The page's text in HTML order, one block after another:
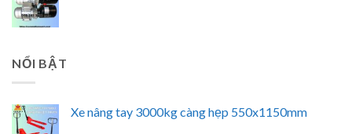
NỔI BẬT
Xe nâng tay 3000kg càng hẹp 550x1150mm